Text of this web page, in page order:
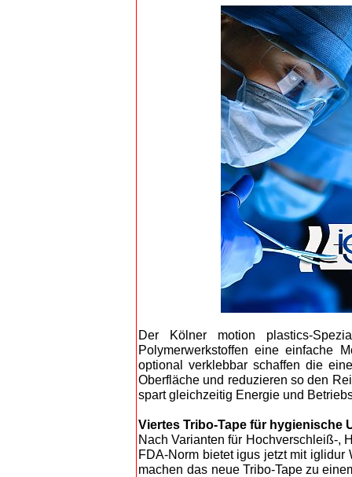
Der Kölner motion plastics-
Polymerwerkstoffen eine einfache
optional verklebbar schaffen die
Oberfläche und reduzieren so den
spart gleichzeitig Energie und
Viertes Tribo-Tape für hygienische
Nach Varianten für Hochverschleiß-,
FDA-Norm bietet igus jetzt mit iglidur
machen das neue Tribo-Tape zu